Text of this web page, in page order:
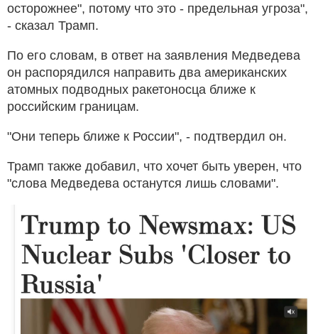
осторожнее", потому что это - предельная угроза",
- сказал Трамп.
По его словам, в ответ на заявления Медведева
он распорядился направить два американских
атомных подводных ракетоносца ближе к
российским границам.
"Они теперь ближе к России", - подтвердил он.
Трамп также добавил, что хочет быть уверен, что
"слова Медведева останутся лишь словами".